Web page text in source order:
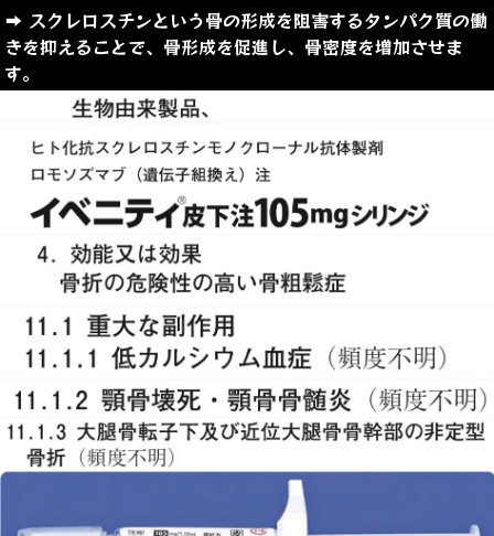
➡︎ スクレロスチンという骨の形成を阻害するタンパク質の働
きを抑えることで、骨形成を促進し、骨密度を増加させま
す。